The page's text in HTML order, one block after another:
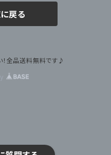
戻る
全品送料無料です♪